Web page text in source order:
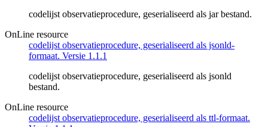
codelijst observatieprocedure, geserialiseerd als jar bestand.
OnLine resource
codelijst observatieprocedure, geserialiseerd als jsonld-
formaat. Versie 1.1.1
codelijst observatieprocedure, geserialiseerd als jsonld
bestand.
OnLine resource
codelijst observatieprocedure, geserialiseerd als ttl-formaat.